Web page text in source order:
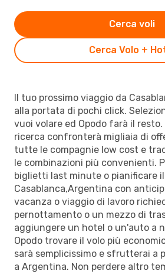
Cerca Volo +
Cerca voli
Il tuo prossimo viaggio da
alla portata di pochi click.
vuoi volare ed Opodo farà il
ricerca confronterà migliaia di
tutte le compagnie low cost e
le combinazioni più convenienti.
biglietti last minute o pianificare
Casablanca,Argentina con
vacanza o viaggio di lavoro
pernottamento o un mezzo di
aggiungere un hotel o un'auto a
Opodo trovare il volo più
sarà semplicissimo e sfrutterai a
a Argentina. Non perdere altro